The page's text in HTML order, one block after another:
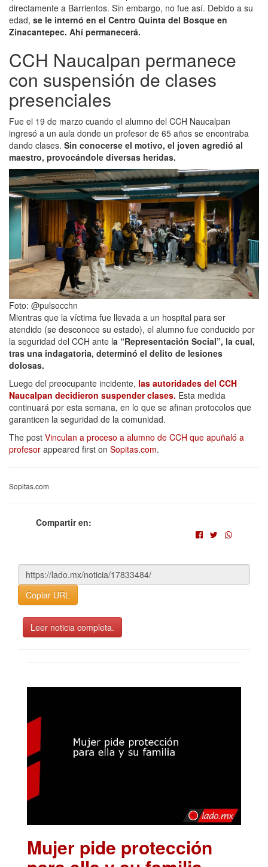
directamente a Barrientos. Sin embargo, no fue así. Debido a su
edad, se le internó en el Centro Quinta del Bosque en
Zinacantepec. Ahí permanecerá.
CCH Naucalpan permanece
con suspensión de clases
presenciales
Fue el 19 de marzo cuando el alumno del CCH Naucalpan
ingresó a un aula donde un profesor de 65 años se encontraba
dando clases. Sin conocerse el motivo, el joven agredió al
maestro, provocándole diversas heridas.
Foto: @pulsocchn
Mientras que la víctima fue llevada a un hospital para ser
atendido (se desconoce su estado), el alumno fue conducido por
la seguridad del CCH ante la “Representación Social”, la cual,
tras una indagatoria, determinó el delito de lesiones
dolosas.
Luego del preocupante incidente, las autoridades del CCH
Naucalpan decidieron suspender clases. Esta medida
continuará por esta semana, en lo que se afinan protocolos que
garanticen la seguridad de la comunidad.
The post Vinculan a proceso a alumno de CCH que apuñaló a
profesor appeared first on Sopitas.com.
Sopitas.com
Compartir en:
Copiar URL
Leer noticia completa.
Mujer pide protección